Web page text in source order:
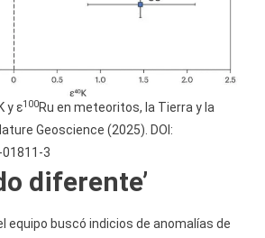
y ε100Ru en meteoritos, la Tierra y la
Geoscience (2025). DOI:
3
diferente’
equipo buscó indicios de anomalías de